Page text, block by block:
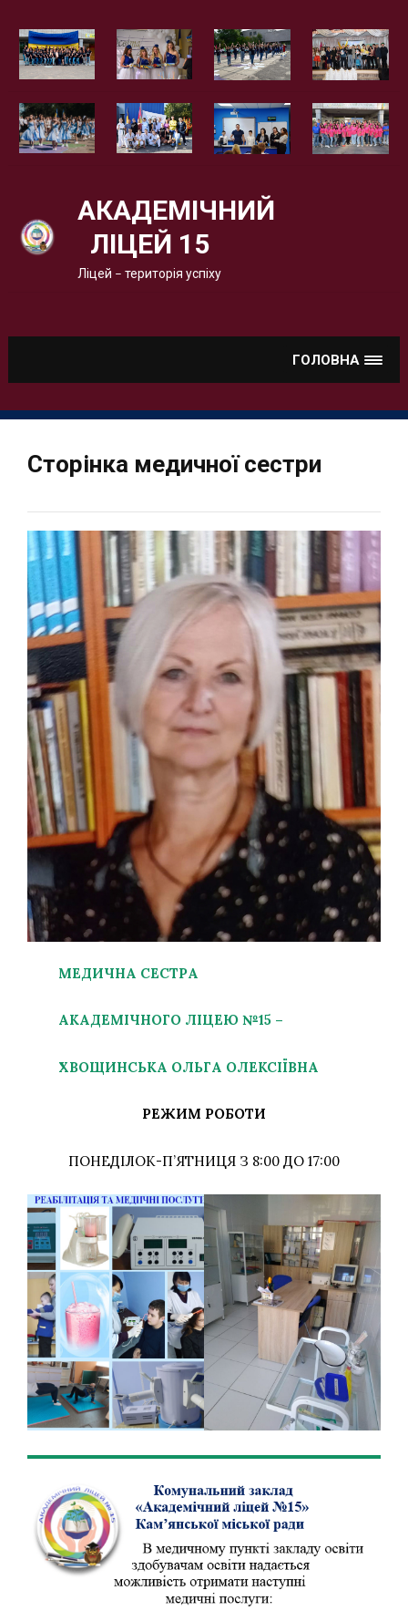
АКАДЕМІЧНИЙ
ЛІЦЕЙ 15
Ліцей – територія успіху
ГОЛОВНА
Сторінка медичної сестри
МЕДИЧНА СЕСТРА
АКАДЕМІЧНОГО ЛІЦЕЮ №15 –
ХВОЩИНСЬКА ОЛЬГА ОЛЕКСІЇВНА
РЕЖИМ РОБОТИ
ПОНЕДІЛОК-П’ЯТНИЦЯ З 8:00 ДО 17:00